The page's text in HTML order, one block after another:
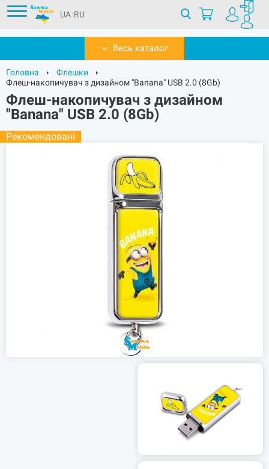
UA RU
Весь каталог
Головна
Флешки
Флеш-накопичувач з дизайном "Banana" USB 2.0 (8Gb)
Флеш-накопичувач з дизайном
"Banana" USB 2.0 (8Gb)
Рекомендовані